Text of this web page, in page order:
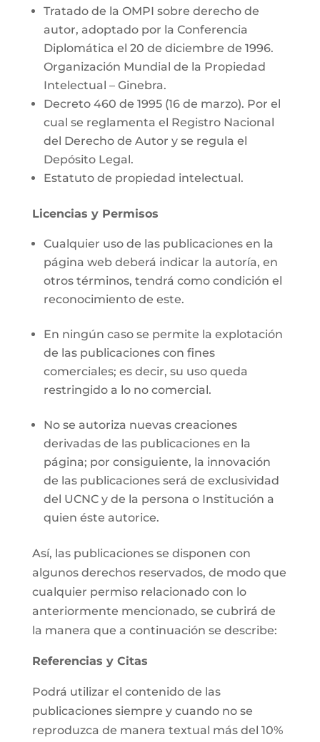
Tratado de la OMPI sobre derecho de
autor, adoptado por la Conferencia
Diplomática el 20 de diciembre de 1996.
Organización Mundial de la Propiedad
Intelectual – Ginebra.
Decreto 460 de 1995 (16 de marzo). Por el
cual se reglamenta el Registro Nacional
del Derecho de Autor y se regula el
Depósito Legal.
Estatuto de propiedad intelectual.
Licencias y Permisos
Cualquier uso de las publicaciones en la
página web deberá indicar la autoría, en
otros términos, tendrá como condición el
reconocimiento de este.
En ningún caso se permite la explotación
de las publicaciones con fines
comerciales; es decir, su uso queda
restringido a lo no comercial.
No se autoriza nuevas creaciones
derivadas de las publicaciones en la
página; por consiguiente, la innovación
de las publicaciones será de exclusividad
del UCNC y de la persona o Institución a
quien éste autorice.
Así, las publicaciones se disponen con
algunos derechos reservados, de modo que
cualquier permiso relacionado con lo
anteriormente mencionado, se cubrirá de
la manera que a continuación se describe:
Referencias y Citas
Podrá utilizar el contenido de las
publicaciones siempre y cuando no se
reproduzca de manera textual más del 10%